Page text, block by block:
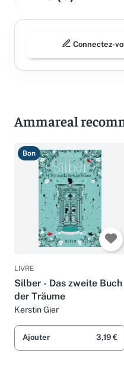
Connectez-
Ammareal
Bon
LIVRE
Silber - Das zweite Buch
der Träume
Kerstin Gier
Ajouter 3,19 €